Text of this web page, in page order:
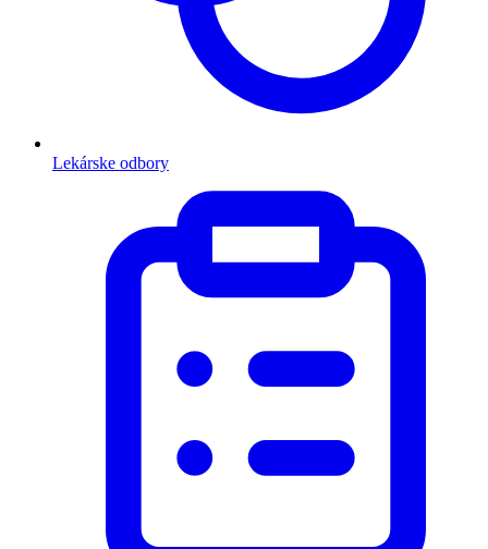
Lekárske odbory